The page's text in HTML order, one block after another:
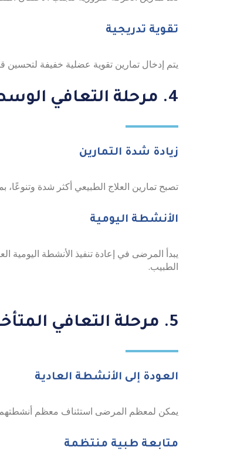
تقوية تدريجية
يتم إدخال تمارين تقوية عضلية خفيفة لتحسين
4. مرحلة التعافي الوسطى (الأسابيع 6-12)
زيادة شدة التمارين
تصبح تمارين العلاج الطبيعي أكثر شدة
الأنشطة اليومية
يبدأ المرضى في إعادة تنفيذ الأنشطة اليومية
الطبيب.
5. مرحلة التعافي المتأخر (3-6 أشهر)
العودة إلى الأنشطة العادية
يمكن لمعظم المرضى استئناف معظم أنشطتهم
متابعة طبية منتظمة